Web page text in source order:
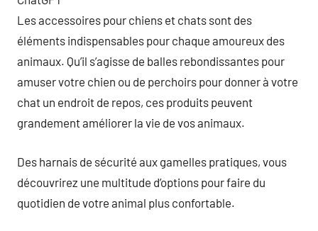
Les accessoires pour chiens et chats sont des
éléments indispensables pour chaque amoureux des
animaux. Qu’il s’agisse de balles rebondissantes pour
amuser votre chien ou de perchoirs pour donner à votre
chat un endroit de repos, ces produits peuvent
grandement améliorer la vie de vos animaux.
Des harnais de sécurité aux gamelles pratiques, vous
découvrirez une multitude d’options pour faire du
quotidien de votre animal plus confortable.